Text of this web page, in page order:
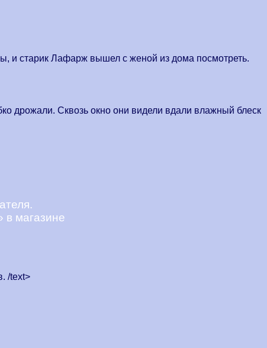
и старик Лафарж вышел с женой из дома посмотреть.
дрожали. Сквозь окно они видели вдали влажный блеск
в магазине
/text>